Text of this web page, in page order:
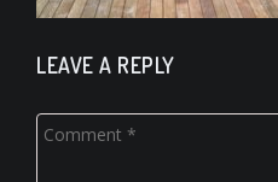
LEAVE A REPLY